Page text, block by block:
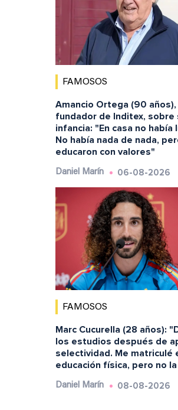
FAMOSOS
Amancio Ortega (90 años),
fundador de Inditex, sobre
infancia: "En casa no había
No había nada de nada,
educaron con valores"
Daniel Marín 06-08-2026
FAMOSOS
Marc Cucurella (28 años):
los estudios después de
selectividad. Me matriculé
educación física, pero no
Daniel Marín 08-08-2026